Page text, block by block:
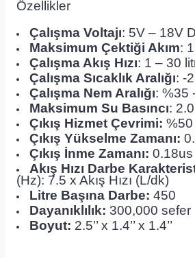
Özellikler
Çalışma Voltajı: 5V – 18V
Maksimum Çektiği Akım:
Çalışma Akış Hızı: 1 – 30
Çalışma Sıcaklık Aralığı: -
Çalışma Nem Aralığı: %35
Maksimum Su Basıncı:
Çıkış Hizmet Çevrimi:
Çıkış Yükselme Zamanı:
Çıkış İnme Zamanı: 0.18us
Akış Hızı Darbe
(Hz): 7.5 x Akış Hızı (L/dk)
Litre Başına Darbe: 450
Dayanıklılık: 300,000 sefer
Boyut: 2.5’’ x 1.4’’ x 1.4’’